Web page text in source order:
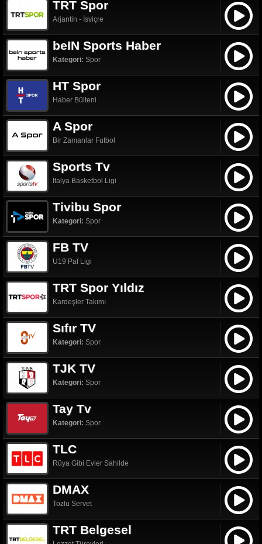
TRT Spor
Arjantin - İsviçre
beIN Sports Haber
Kategori: Spor
HT Spor
Haber Bülteni
A Spor
Bir Zamanlar Futbol
Sports Tv
İtalya Basketbol Ligi
Tivibu Spor
Kategori: Spor
FB TV
U19 Paf Ligi
TRT Spor Yıldız
Kardeşler Takımı
Sıfır TV
Kategori: Spor
TJK TV
Kategori: Spor
Tay Tv
Kategori: Spor
TLC
Rüya Gibi Evler Sahilde
DMAX
Tozlu Servet
TRT Belgesel